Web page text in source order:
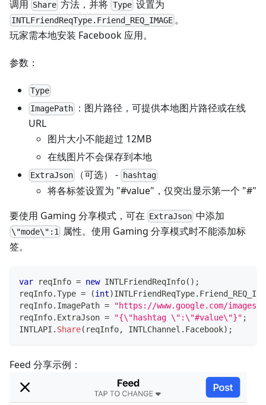
调用 Share 方法，并将 Type设置为
INTLFriendReqType.Friend_REQ_IMAGE 。
玩家需本地安装 Facebook 应用。
参数：
Type
ImagePath
：图片路径，可提供本地图片路径或在线
URL
图片大小不能超过 12MB
在线图片不会保存到本地
ExtraJson （可选） - hashtag
将各标签设置为 "#value"，仅突出显示第一个 "#"
要使用 Gaming 分享模式，可在 ExtraJson 中添加
\"mode\":1
属性。使用 Gaming 分享模式时不能添加标
签。
var reqInfo = new INTLFriendReqInfo( ) ;
reqInfo.Type = (int)INTLFriendReqType.
reqInfo. ImagePath =
"https://www.google.com/images/
reqInfo. ExtraJson = "{\"hashtag \":\"#value\"}" ;
INTLAPI . Share( reqInfo, INTLChannel . Facebook) ;
Feed 分享示例：